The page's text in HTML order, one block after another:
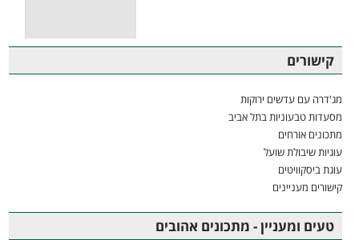
קישורים
מג'דרה עם עדשים ירוקות
מסעדות טבעוניות בתל אביב
מתכונים אורחים
עוגיות שיבולת שועל
עוגת ביסקוויטים
קישורים מעניינים
טעים ומעניין - מתכונים אהובים